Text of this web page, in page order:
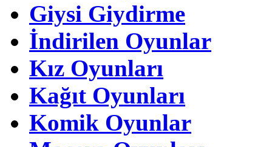
Giysi Giydirme
İndirilen Oyunlar
Kız Oyunları
Kağıt Oyunları
Komik Oyunlar